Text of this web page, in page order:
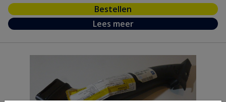
Bestellen
Lees meer